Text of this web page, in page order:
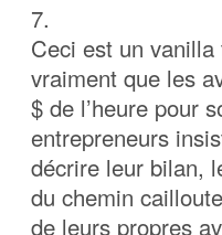
7.
Ceci est un vanilla
vraiment que les
$ de l’heure pour
entrepreneurs
décrire leur bilan,
du chemin
de leurs propres